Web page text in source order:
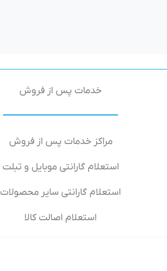
خدمات پس از فروش
مراکز خدمات پس از فروش
استعلام گارانتی موبایل و تبلت
استعلام گارانتی سایر محصولات
استعلام اصالت کالا